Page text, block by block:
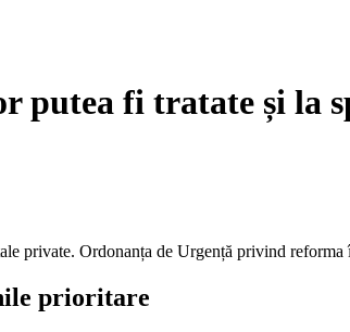
putea fi tratate și la
private. Ordonanța de Urgență privind
prioritare